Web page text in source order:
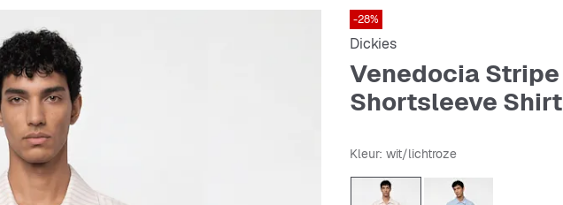
-28%
Dickies
Venedocia Stripe
Shortsleeve Shirt
Kleur: wit/lichtroze